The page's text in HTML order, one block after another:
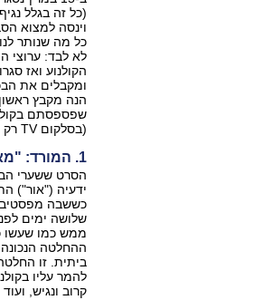
(כל זה בגלל
וינסה למצוא הסבר לאן
כל מה שנותר
הקולנוע ואז
ומקבלים את
הנה מקבץ
(בסלקום TV רק 16 שקל). הפעם - סרטים ע הקשר מוזיקלי.
1. המורד: "מאמי"
הסרט ששערי
ידעיה ("אור")
שלושה ימים
ממש כמו שעשו
ביתית. זו
להמר עליו
קרוב ונגיש,